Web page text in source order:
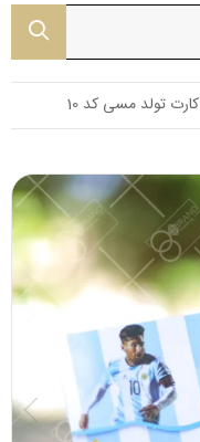
کارت تولد مسی کد 10